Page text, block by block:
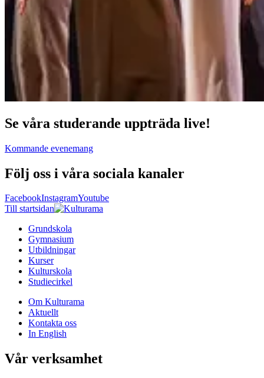
Se våra studerande uppträda live!
Kommande evenemang
Följ oss i våra sociala kanaler
FacebookInstagramYoutube
Till startsidan
Grundskola
Gymnasium
Utbildningar
Kurser
Kulturskola
Studiecirkel
Om Kulturama
Aktuellt
Kontakta oss
In English
Vår verksamhet